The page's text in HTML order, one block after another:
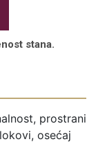
stana.
prostrani
osećaj